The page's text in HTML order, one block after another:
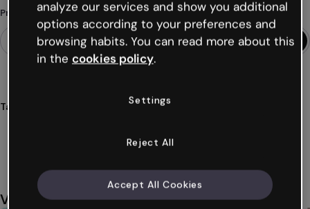
Procurando algo diferente?
Tags
Você também pode gostar
analyze our services and show you additional
options according to your preferences and
browsing habits. You can read more about this
in the cookies policy.
Settings
Reject All
Accept All Cookies